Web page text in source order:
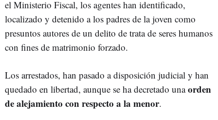
el Ministerio Fiscal, los agentes han identificado,
localizado y detenido a los padres de la joven como
presuntos autores de un delito de trata de seres humanos
con fines de matrimonio forzado.
Los arrestados, han pasado a disposición judicial y han
quedado en libertad, aunque se ha decretado unaorden
de alejamiento con respecto a la menor.